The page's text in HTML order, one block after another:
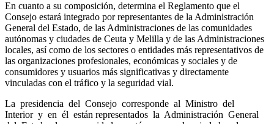
En cuanto a su composición, determina el Reglamento que el
Consejo estará integrado por representantes de la Administración
General del Estado, de las Administraciones de las comunidades
autónomas y ciudades de Ceuta y Melilla y de las Administraciones
locales, así como de los sectores o entidades más representativos de
las organizaciones profesionales, económicas y sociales y de
consumidores y usuarios más significativas y directamente
vinculadas con el tráfico y la seguridad vial.
La presidencia del Consejo corresponde al Ministro del
Interior y en él están representados la Administración General